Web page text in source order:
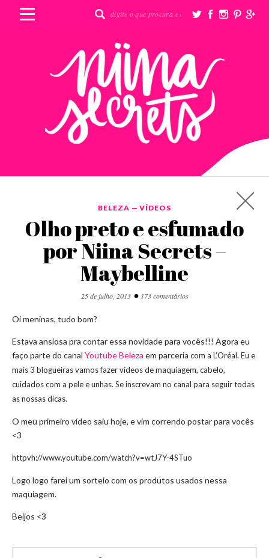
BELEZA —VÍDEOS
Olho preto e esfumado
por Niina Secrets –
Maybelline
25 de julho, 2013 • 173 comentários
Oi meninas, tudo bom?
Estava ansiosa pra contar essa novidade para vocês!!! Agora eu
faço parte do canal Youtube Beleza em parceria com a L’Oréal. Eu e
mais 3 blogueiras vamos fazer vídeos de maquiagem, cabelo,
cuidados com a pele e unhas. Se inscrevam no canal para seguir todas
as nossas dicas.
O meu primeiro vídeo saiu hoje, e vim correndo postar para vocês
<3
httpvh://www.youtube.com/watch?v=wtJ7Y-4STuo
Logo logo farei um sorteio com os produtos usados nessa
maquiagem.
Beijos <3